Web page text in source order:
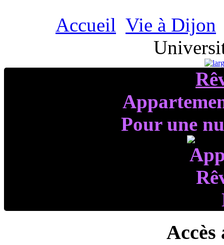
Accueil Vie à Dijon
Pour une
Accès